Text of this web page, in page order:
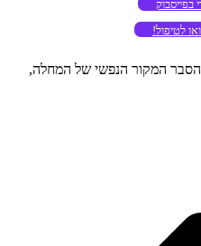
בפייסבוק
לטיפול!
הסבר המקור הנפשי של המחלה,